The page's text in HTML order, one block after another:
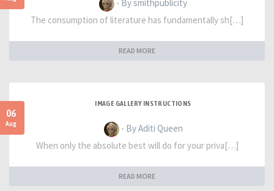
- By smithpublicity
The consumption of literature has fundamentally sh[…]
READ MORE
06
Aug
IMAGE GALLERY INSTRUCTIONS
- By Aditi Queen
When only the absolute best will do for your priva[…]
READ MORE